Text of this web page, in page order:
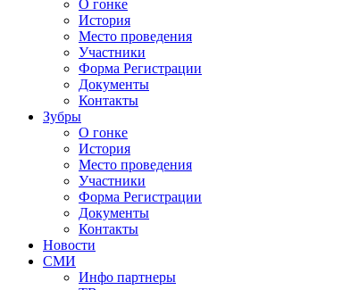
О гонке
История
Место проведения
Участники
Форма Регистрации
Документы
Контакты
Зубры
О гонке
История
Место проведения
Участники
Форма Регистрации
Документы
Контакты
Новости
СМИ
Инфо партнеры